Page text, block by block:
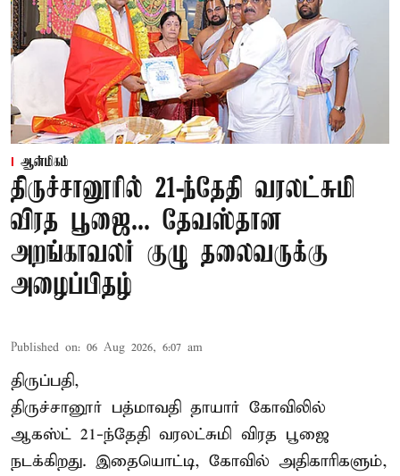
ஆன்மிகம்
திருச்சானூரில் 21-ந்தேதி வரலட்சுமி
விரத பூஜை... தேவஸ்தான
அறங்காவலர் குழு தலைவருக்கு
அழைப்பிதழ்
Published on: 06 Aug 2026, 6:07 am
திருப்பதி,
திருச்சானூர் பத்மாவதி தாயார் கோவிலில்
ஆகஸ்ட் 21-ந்தேதி வரலட்சுமி விரத பூஜை
நடக்கிறது. இதையொட்டி, கோவில் அதிகாரிகளும்,